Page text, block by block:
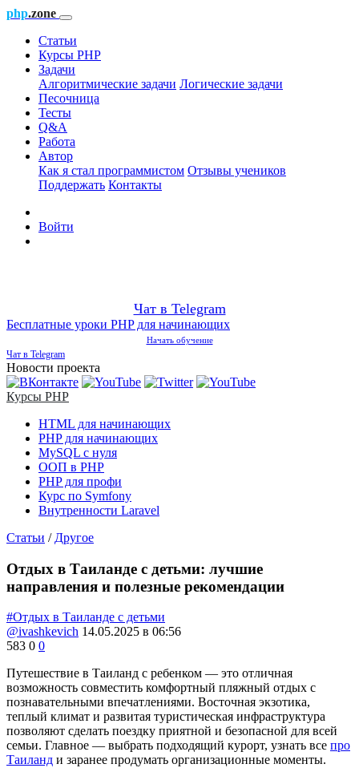
php.zone
Статьи
Курсы PHP
Задачи
Алгоритмические задачи Логические задачи
Песочница
Тесты
Q&A
Работа
Автор
Как я стал программистом Отзывы учеников
Поддержать Контакты
Войти
Чат в Telegram
Бесплатные уроки PHP для начинающих
Начать обучение
Чат в Telegram
Новости проекта
Курсы PHP
HTML для начинающих
PHP для начинающих
MySQL с нуля
ООП в PHP
PHP для профи
Курс по Symfony
Внутренности Laravel
Статьи / Другое
Отдых в Таиланде с детьми: лучшие
направления и полезные рекомендации
#Отдых в Таиланде с детьми
@ivashkevich 14.05.2025 в 06:56
583 0 0
Путешествие в Таиланд с ребенком — это отличная
возможность совместить комфортный пляжный отдых с
познавательными впечатлениями. Восточная экзотика,
теплый климат и развитая туристическая инфраструктура
позволяют сделать поездку приятной и безопасной для всей
семьи. Главное — выбрать подходящий курорт, узнать все про
Таиланд и заранее продумать организационные моменты.